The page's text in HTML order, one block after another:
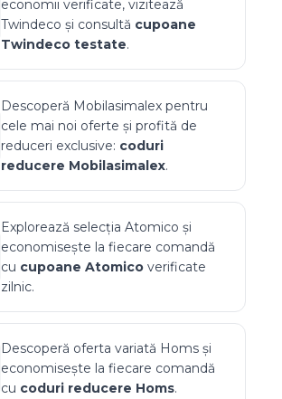
economii verificate, vizitează
Twindeco și consultă cupoane
Twindeco testate.
Descoperă Mobilasimalex pentru
cele mai noi oferte și profită de
reduceri exclusive: coduri
reducere Mobilasimalex.
Explorează selecția Atomico și
economisește la fiecare comandă
cu cupoane Atomico verificate
zilnic.
Descoperă oferta variată Homs și
economisește la fiecare comandă
cu coduri reducere Homs.